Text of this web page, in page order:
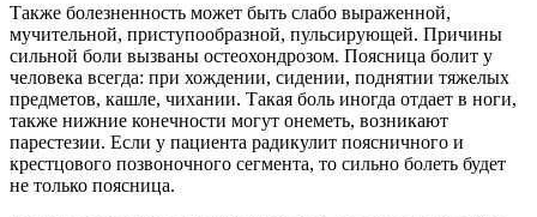
Также болезненность может быть слабо выраженной,
мучительной, приступообразной, пульсирующей. Причины
сильной боли вызваны остеохондрозом. Поясница болит у
человека всегда: при хождении, сидении, поднятии тяжелых
предметов, кашле, чихании. Такая боль иногда отдает в ноги,
также нижние конечности могут онеметь, возникают
парестезии. Если у пациента радикулит поясничного и
крестцового позвоночного сегмента, то сильно болеть будет
не только поясница.